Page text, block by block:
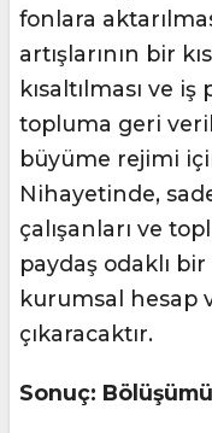
fonlara
artışlarının bir
kısaltılması ve
topluma geri
büyüme rejimi
Nihayetinde,
çalışanları ve
paydaş odaklı
kurumsal hesap
çıkaracaktır.
Sonuç: